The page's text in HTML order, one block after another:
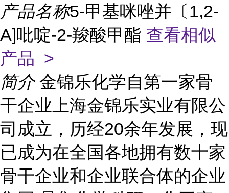
产品名称5-甲基咪唑并〔1,2-
A]吡啶-2-羧酸甲酯 查看相似
产品 >
简介 金锦乐化学自第一家骨
干企业上海金锦乐实业有限公
司成立，历经20余年发展，现
已成为在全国各地拥有数十家
骨干企业和企业联合体的企业